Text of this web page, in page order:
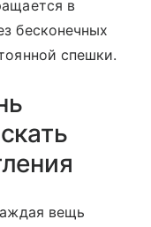
в
бесконечных
спешки.
вещь